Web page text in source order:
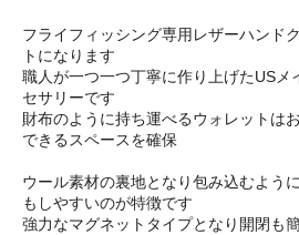
フライフィッシング専用レザーハンド
トになります
職人が一つ一つ丁寧に作り上げたUSメ
セサリーです
財布のように持ち運べるウォレットは
できるスペースを確保
ウール素材の裏地となり包み込むよう
もしやすいのが特徴です
強力なマグネットタイプとなり開閉も